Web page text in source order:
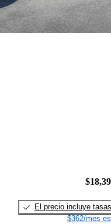
El precio incluye tasas
$362/mes